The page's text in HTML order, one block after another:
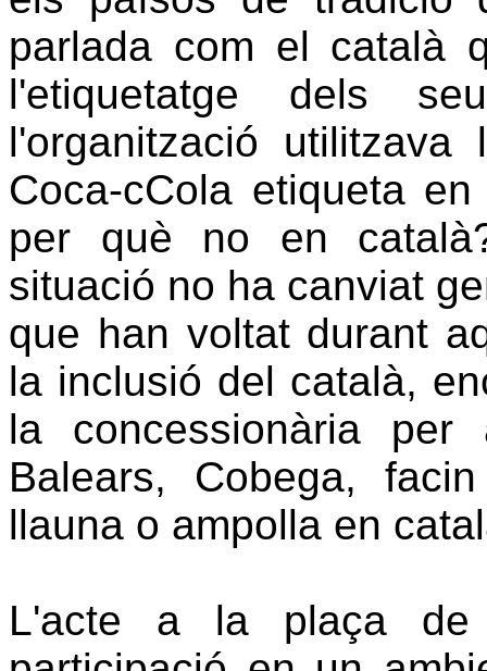
parlada com el català
l'etiquetatge dels
l'organització
Coca-cCola etiqueta
per què no en
situació no ha canviat
que han voltat durant
la inclusió del català,
la concessionària
Balears, Cobega,
llauna o ampolla en
L'acte a la plaça de